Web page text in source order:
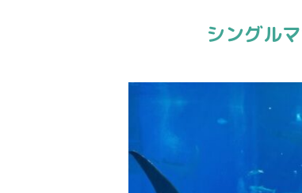
シングル